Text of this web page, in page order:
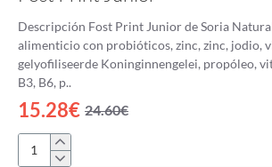
Descripción Fost Print Junior de Soria
alimenticio con probióticos, zinc, zinc, jodio,
gelyofiliseerde Koninginnengelei, propóleo,
B3, B6, p..
15.28€ 24.60€
Fost